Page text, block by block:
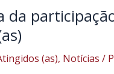
da
(as), Notícias /